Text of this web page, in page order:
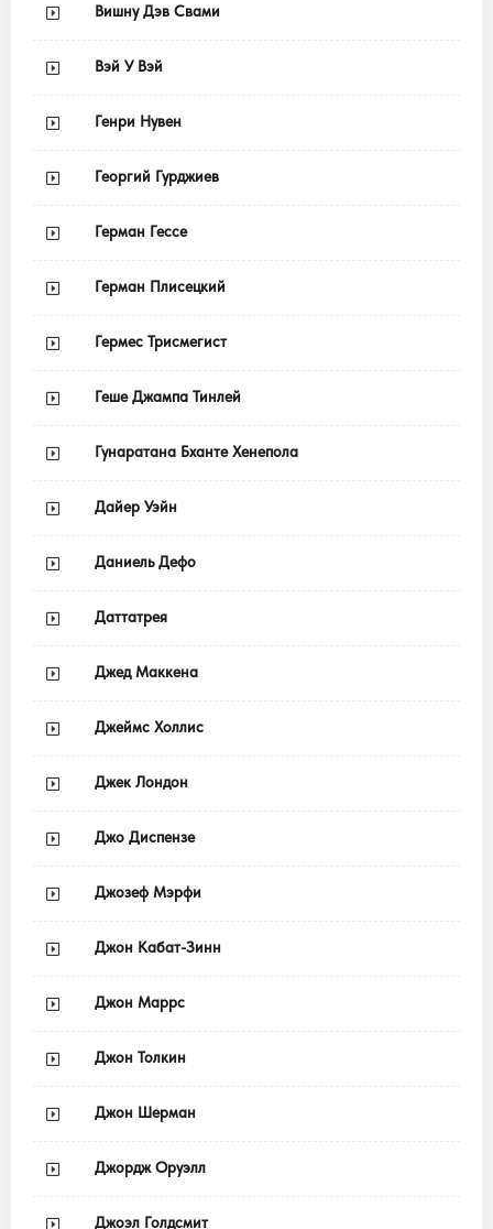
Вишну Дэв Свами
Вэй У Вэй
Генри Нувен
Георгий Гурджиев
Герман Гессе
Герман Плисецкий
Гермес Трисмегист
Геше Джампа Тинлей
Гунаратана Бханте Хенепола
Дайер Уэйн
Даниель Дефо
Даттатрея
Джед Маккена
Джеймс Холлис
Джек Лондон
Джо Диспензе
Джозеф Мэрфи
Джон Кабат-Зинн
Джон Маррс
Джон Толкин
Джон Шерман
Джордж Оруэлл
Джоэл Голдсмит